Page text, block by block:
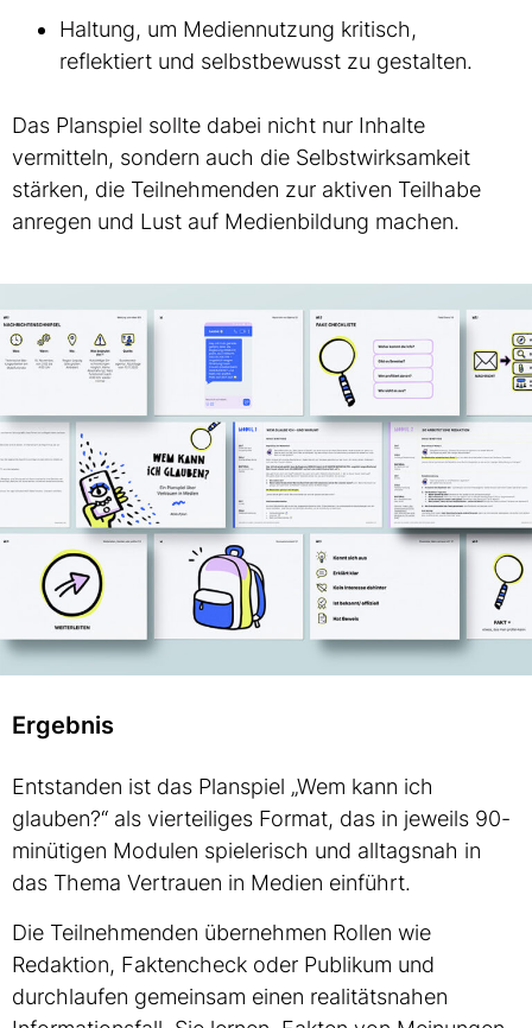
Haltung, um Mediennutzung kritisch,
reflektiert und selbstbewusst zu gestalten.
Das Planspiel sollte dabei nicht nur Inhalte
vermitteln, sondern auch die Selbstwirksamkeit
stärken, die Teilnehmenden zur aktiven Teilhabe
anregen und Lust auf Medienbildung machen.
Ergebnis
Entstanden ist das Planspiel „Wem kann ich
glauben?“ als vierteiliges Format, das in jeweils 90-
minütigen Modulen spielerisch und alltagsnah in
das Thema Vertrauen in Medien einführt.
Die Teilnehmenden übernehmen Rollen wie
Redaktion, Faktencheck oder Publikum und
durchlaufen gemeinsam einen realitätsnahen